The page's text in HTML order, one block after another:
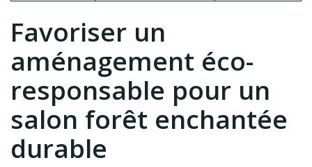
Favoriser un
aménagement éco-
responsable pour un
salon forêt enchantée
durable